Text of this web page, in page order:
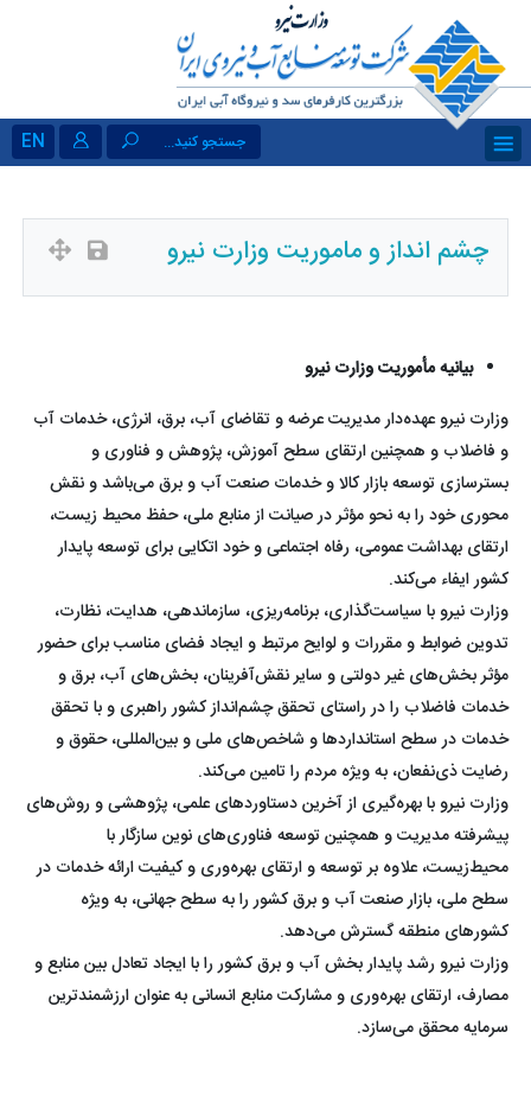
EN جستجو کنید...
چشم انداز و ماموریت وزارت نیرو
بیانیه مأموریت وزارت نیرو
وزارت نیرو عهده‌دار مدیریت عرضه و تقاضای آب، برق، انرژی، خدمات آب
و فاضلاب و همچنین ارتقای سطح آموزش، پژوهش و فناوری و
بسترسازی توسعه بازار کالا و خدمات صنعت آب و برق می‌باشد و نقش
محوری خود را به نحو مؤثر در صیانت از منابع ملی، حفظ محیط ‌زیست،
ارتقای بهداشت عمومی، رفاه اجتماعی و خود اتکایی برای توسعه پایدار
کشور ایفاء می‌کند.
وزارت نیرو با سیاست‌گذاری، برنامه‌ریزی، سازماندهی، هدایت، نظارت،
تدوین ضوابط و مقررات و لوایح مرتبط و ایجاد فضای مناسب برای حضور
مؤثر بخش‌های غیر دولتی و سایر نقش‌آفرینان، بخش‌های آب‌، برق و
خدمات فاضلاب را در راستای تحقق چشم‌انداز کشور راهبری و با تحقق
خدمات در سطح استانداردها و شاخص‌های ملی و بین‌المللی، حقوق و
رضایت ذی‌نفعان، به ویژه مردم را تامین می‌کند.
وزارت نیرو با بهره‌گیری از آخرین دستاوردهای علمی، پژوهشی و روش‌های
پیشرفته مدیریت و همچنین توسعه فناوری‌های نوین سازگار با
محیط‌زیست، علاوه بر توسعه و ارتقای بهره‌وری و کیفیت ارائه خدمات در
سطح ملی، بازار صنعت آب و برق کشور را به سطح جهانی، به ویژه
کشورهای منطقه گسترش می‌دهد.
وزارت نیرو رشد پایدار بخش آب و برق کشور را با ایجاد تعادل بین منابع و
مصارف، ارتقای بهره‌وری و مشارکت منابع انسانی به عنوان ارزشمندترین
سرمایه محقق می‌سازد.